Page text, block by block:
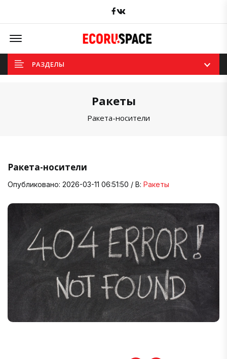
Facebook
Offcanvas Menu Open
РАЗДЕЛЫ
Ракеты
Ракета-носители
Ракета-носители
Опубликовано: 2026-03-11 06:51:50 / В: Ракеты